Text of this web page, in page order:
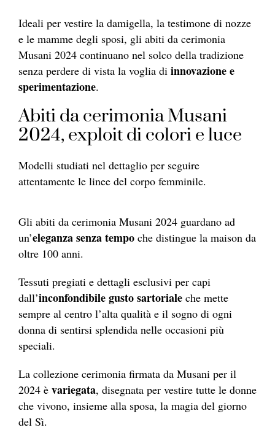
Ideali per vestire la damigella, la testimone di nozze
e le mamme degli sposi, gli abiti da cerimonia
Musani 2024 continuano nel solco della tradizione
senza perdere di vista la voglia di innovazione e
sperimentazione.
Abiti da cerimonia Musani
2024, exploit di colori e luce
Modelli studiati nel dettaglio per seguire
attentamente le linee del corpo femminile.
Gli abiti da cerimonia Musani 2024 guardano ad
un’eleganza senza tempo che distingue la maison da
oltre 100 anni.
Tessuti pregiati e dettagli esclusivi per capi
dall’inconfondibile gusto sartoriale che mette
sempre al centro l’alta qualità e il sogno di ogni
donna di sentirsi splendida nelle occasioni più
speciali.
La collezione cerimonia firmata da Musani per il
2024 è variegata, disegnata per vestire tutte le donne
che vivono, insieme alla sposa, la magia del giorno
del Sì.